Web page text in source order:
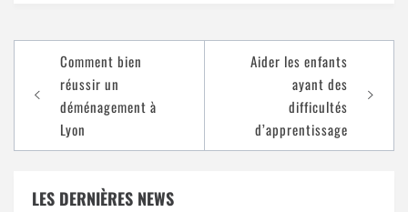
Comment bien
réussir un
déménagement à
Lyon
Aider les enfants
ayant des
difficultés
d’apprentissage
LES DERNIÈRES NEWS